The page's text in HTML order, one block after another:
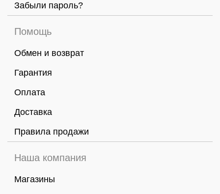
Забыли пароль?
Помощь
Обмен и возврат
Гарантия
Оплата
Доставка
Правила продажи
Наша компания
Магазины